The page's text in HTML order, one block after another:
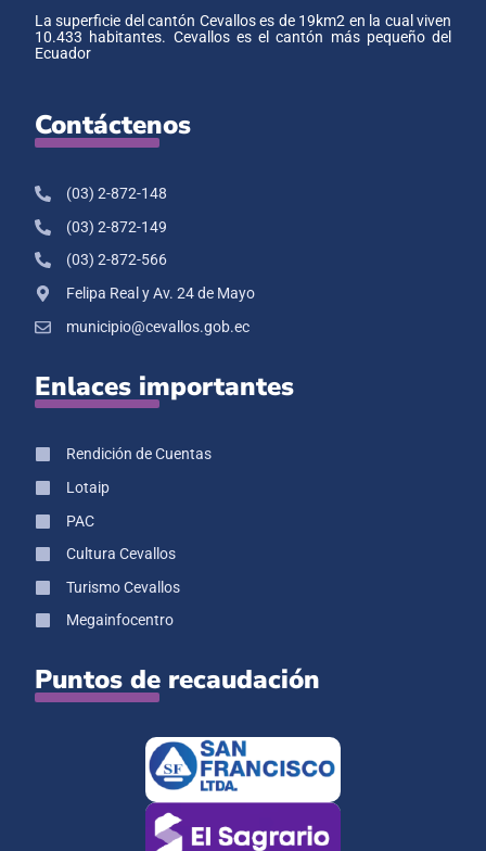
La superficie del cantón Cevallos es de 19km2 en la cual viven
10.433 habitantes. Cevallos es el cantón más pequeño del
Ecuador
Contáctenos
(03) 2-872-148
(03) 2-872-149
(03) 2-872-566
Felipa Real y Av. 24 de Mayo
municipio@cevallos.gob.ec
Enlaces importantes
Rendición de Cuentas
Lotaip
PAC
Cultura Cevallos
Turismo Cevallos
Megainfocentro
Puntos de recaudación